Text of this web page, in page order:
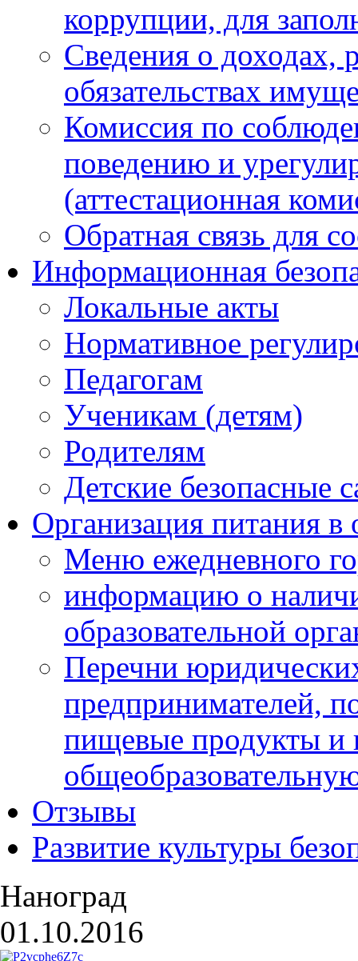
коррупции, для
Сведения о доходах,
обязательствах
Комиссия по
поведению и
(аттестационная
Обратная связь для
Информационная
Локальные акты
Нормативное
Педагогам
Ученикам (детям)
Родителям
Детские безопасные
Организация питания в
Меню ежедневного
информацию о
образовательной
Перечни
предпринимателей,
пищевые продукты и
Отзывы
Развитие культуры
Наноград
01.10.2016